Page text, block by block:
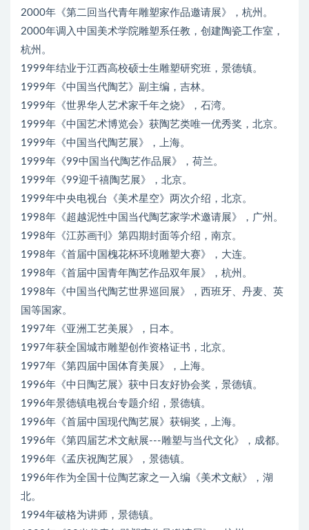
2000年《第二回当代青年雕塑家作品邀请展》，杭州。
2000年调入中国美术学院雕塑系任教，创建陶瓷工作室，
杭州。
1999年结业于江西高校硕士生雕塑研究班，景德镇。
1999年《中国当代陶艺》副主编，吉林。
1999年《世界华人艺术家千年之烧》，石湾。
1999年《中国艺术博览会》获陶艺类唯一优秀奖，北京。
1999年《中国当代陶艺展》，上海。
1999年《99中国当代陶艺作品展》，荷兰。
1999年《99迎千禧陶艺展》，北京。
1999年中央电视台《美术星空》两次介绍，北京。
1998年《超越泥性中国当代陶艺家学术邀请展》，广州。
1998年《江苏画刊》第四期封面等介绍，南京。
1998年《首届中国槐花杯环境雕塑大赛》，大连。
1998年《首届中国青年陶艺作品双年展》，杭州。
1998年《中国当代陶艺世界巡回展》，西班牙、丹麦、英
国等国家。
1997年《亚洲工艺美展》，日本。
1997年获全国城市雕塑创作资格证书，北京。
1997年《第四届中国体育美展》，上海。
1996年《中日陶艺展》获中日友好协会奖，景德镇。
1996年景德镇电视台专题介绍，景德镇。
1996年《首届中国现代陶艺展》获铜奖，上海。
1996年《第四届艺术文献展---雕塑与当代文化》，成都。
1996年《孟庆祝陶艺展》，景德镇。
1996年作为全国十位陶艺家之一入编《美术文献》，湖
北。
1994年破格为讲师，景德镇。